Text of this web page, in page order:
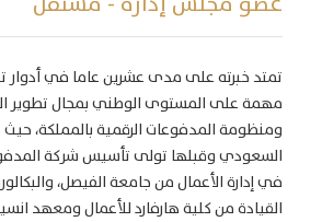
تمتد خبرته على مدى عشرين عاما في أدوار
مهمة على المستوى الوطني بمجال تطوير
ومنظومة المدفوعات الرقمية بالمملكة،
السعودي وقبلها تولى تأسيس شركة
في إدارة الأعمال من جامعة الفيصل،
القيادة من كلية هارفارد للأعمال ومعهد